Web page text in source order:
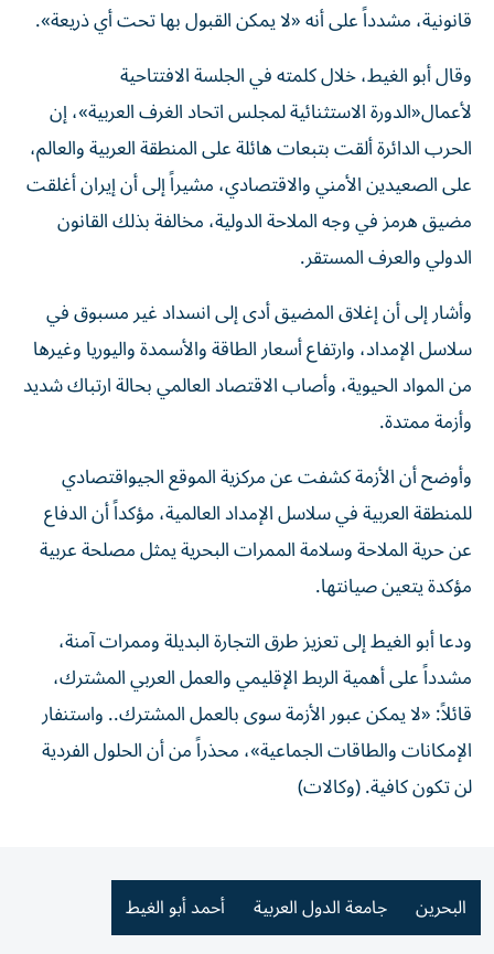
قانونية، مشدداً على أنه «لا يمكن القبول بها تحت أي ذريعة».
وقال أبو الغيط، خلال كلمته في الجلسة الافتتاحية
لأعمال«الدورة الاستثنائية لمجلس اتحاد الغرف العربية»، إن
الحرب الدائرة ألقت بتبعات هائلة على المنطقة العربية والعالم،
على الصعيدين الأمني والاقتصادي، مشيراً إلى أن إيران أغلقت
مضيق هرمز في وجه الملاحة الدولية، مخالفة بذلك القانون
الدولي والعرف المستقر.
وأشار إلى أن إغلاق المضيق أدى إلى انسداد غير مسبوق في
سلاسل الإمداد، وارتفاع أسعار الطاقة والأسمدة واليوريا وغيرها
من المواد الحيوية، وأصاب الاقتصاد العالمي بحالة ارتباك شديد
وأزمة ممتدة.
وأوضح أن الأزمة كشفت عن مركزية الموقع الجيواقتصادي
للمنطقة العربية في سلاسل الإمداد العالمية، مؤكداً أن الدفاع
عن حرية الملاحة وسلامة الممرات البحرية يمثل مصلحة عربية
مؤكدة يتعين صيانتها.
ودعا أبو الغيط إلى تعزيز طرق التجارة البديلة وممرات آمنة،
مشدداً على أهمية الربط الإقليمي والعمل العربي المشترك،
قائلاً: «لا يمكن عبور الأزمة سوى بالعمل المشترك.. واستنفار
الإمكانات والطاقات الجماعية»، محذراً من أن الحلول الفردية
لن تكون كافية. (وكالات)
البحرين جامعة الدول العربية أحمد أبو الغيط